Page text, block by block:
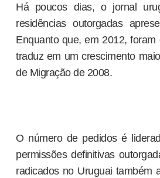
Há poucos dias, o jornal
residências outorgadas
Enquanto que, em 2012,
traduz em um crescimento
de Migração de 2008.
O número de pedidos é
permissões definitivas
radicados no Uruguai também